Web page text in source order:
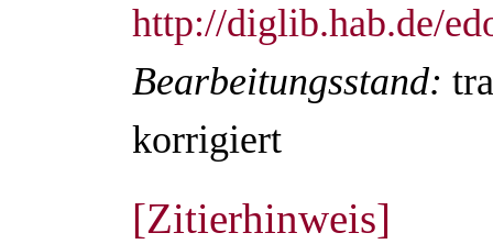
http://diglib.hab.de/
Bearbeitungsstand:
korrigiert
[Zitierhinweis]